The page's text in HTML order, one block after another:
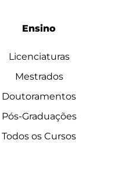
Ensino
Licenciaturas
Mestrados
Doutoramentos
Pós-Graduações
Todos os Cursos